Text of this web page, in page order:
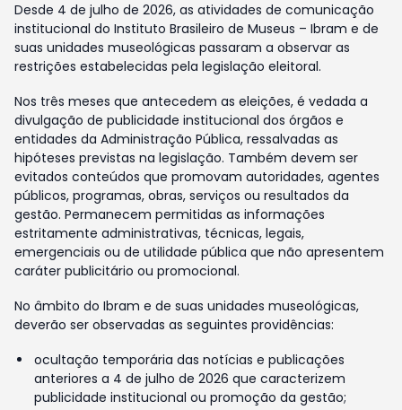
Desde 4 de julho de 2026, as atividades de comunicação
institucional do Instituto Brasileiro de Museus – Ibram e de
suas unidades museológicas passaram a observar as
restrições estabelecidas pela legislação eleitoral.
Nos três meses que antecedem as eleições, é vedada a
divulgação de publicidade institucional dos órgãos e
entidades da Administração Pública, ressalvadas as
hipóteses previstas na legislação. Também devem ser
evitados conteúdos que promovam autoridades, agentes
públicos, programas, obras, serviços ou resultados da
gestão. Permanecem permitidas as informações
estritamente administrativas, técnicas, legais,
emergenciais ou de utilidade pública que não apresentem
caráter publicitário ou promocional.
No âmbito do Ibram e de suas unidades museológicas,
deverão ser observadas as seguintes providências:
ocultação temporária das notícias e publicações
anteriores a 4 de julho de 2026 que caracterizem
publicidade institucional ou promoção da gestão;